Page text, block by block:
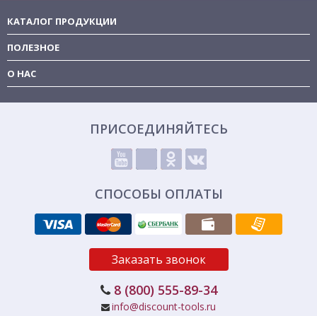
КАТАЛОГ ПРОДУКЦИИ
ПОЛЕЗНОЕ
О НАС
ПРИСОЕДИНЯЙТЕСЬ
СПОСОБЫ ОПЛАТЫ
Заказать звонок
8 (800) 555-89-34
info@discount-tools.ru